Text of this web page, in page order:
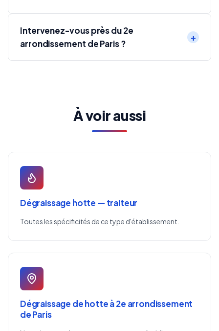
Intervenez-vous près du 2e
arrondissement de Paris ?
À voir aussi
Dégraissage hotte — traiteur
Toutes les spécificités de ce type d'établissement.
Dégraissage de hotte à 2e arrondissement
de Paris